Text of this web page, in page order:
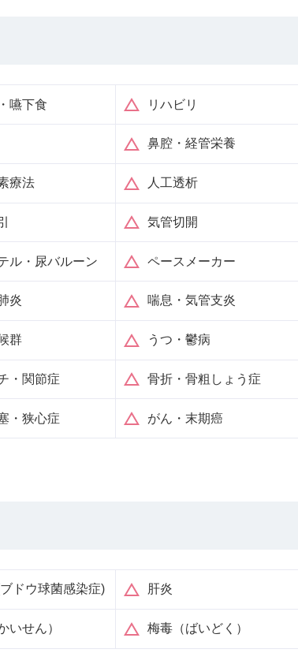
嚥下食 リハビリ
鼻腔・経管栄養
療法 人工透析
気管切開
ル・尿バルーン ペースメーカー
炎 喘息・気管支炎
群 うつ・鬱病
・関節症 骨折・骨粗しょう症
・狭心症 がん・末期癌
ドウ球菌感染症) 肝炎
いせん） 梅毒（ばいどく）